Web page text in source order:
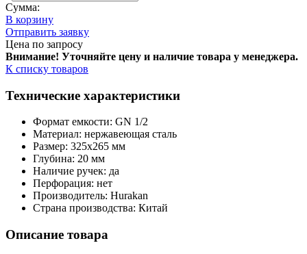
Сумма:
В корзину
Отправить заявку
Цена по запросу
Внимание! Уточняйте цену и наличие товара у менеджера.
К списку товаров
Технические характеристики
Формат емкости: GN 1/2
Материал: нержавеющая сталь
Размер: 325x265 мм
Глубина: 20 мм
Наличие ручек: да
Перфорация: нет
Производитель: Hurakan
Страна производства: Китай
Описание товара